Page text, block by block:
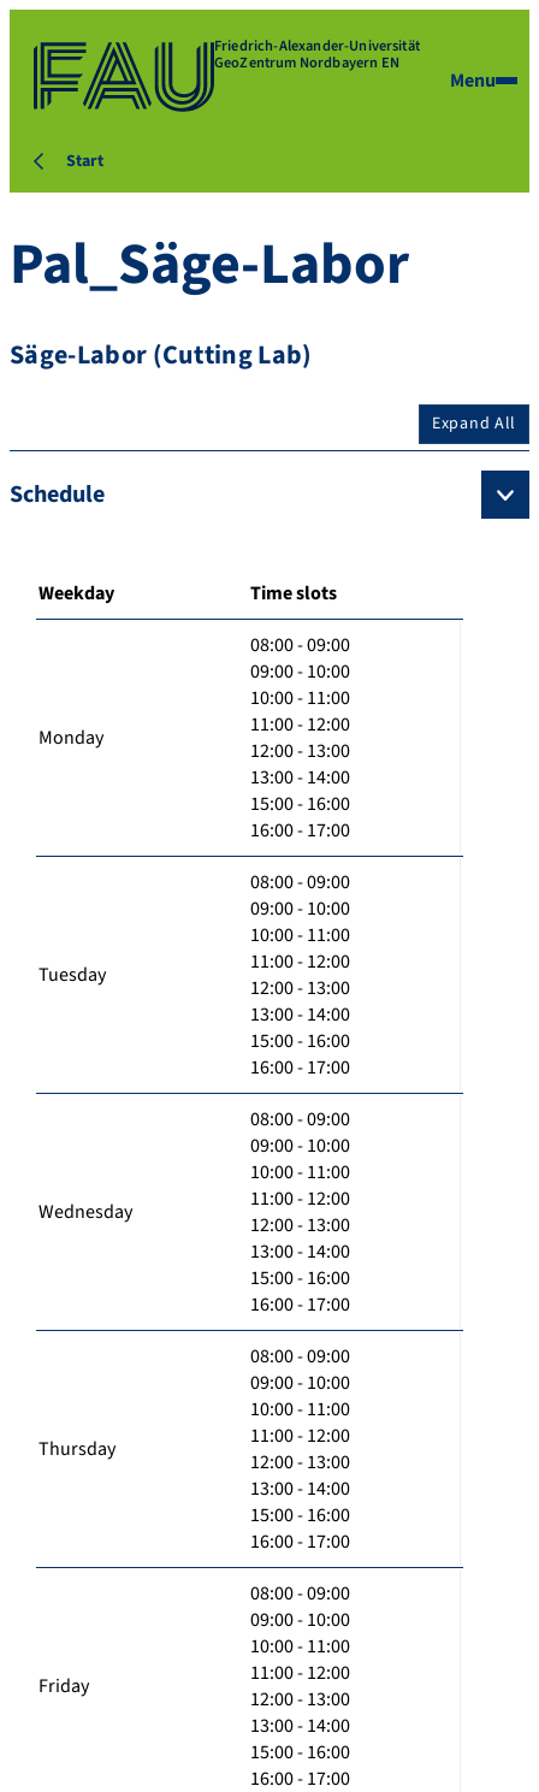
Friedrich-Alexander-Universität
GeoZentrum Nordbayern EN
Menu
Start
Pal_Säge-Labor
Säge-Labor (Cutting Lab)
Expand All
Schedule
Weekday Time slots
Monday
08:00 - 09:00
09:00 - 10:00
10:00 - 11:00
11:00 - 12:00
12:00 - 13:00
13:00 - 14:00
15:00 - 16:00
16:00 - 17:00
Tuesday
08:00 - 09:00
09:00 - 10:00
10:00 - 11:00
11:00 - 12:00
12:00 - 13:00
13:00 - 14:00
15:00 - 16:00
16:00 - 17:00
Wednesday
08:00 - 09:00
09:00 - 10:00
10:00 - 11:00
11:00 - 12:00
12:00 - 13:00
13:00 - 14:00
15:00 - 16:00
16:00 - 17:00
Thursday
08:00 - 09:00
09:00 - 10:00
10:00 - 11:00
11:00 - 12:00
12:00 - 13:00
13:00 - 14:00
15:00 - 16:00
16:00 - 17:00
Friday
08:00 - 09:00
09:00 - 10:00
10:00 - 11:00
11:00 - 12:00
12:00 - 13:00
13:00 - 14:00
15:00 - 16:00
16:00 - 17:00